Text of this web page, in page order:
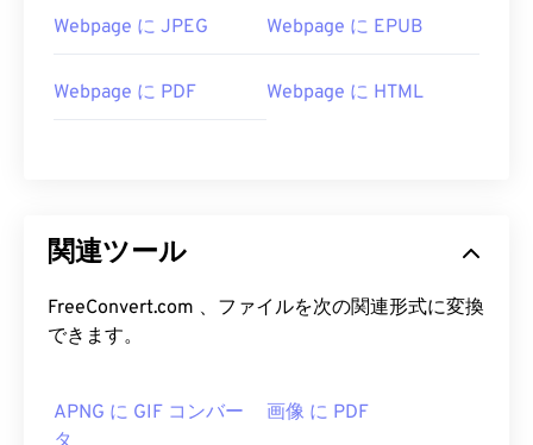
Webpage に JPEG Webpage に EPUB
Webpage に PDF Webpage に HTML
関連ツール
FreeConvert.com 、ファイルを次の関連形式に変換
できます。
APNG に GIF コンバー
画像 に PDF